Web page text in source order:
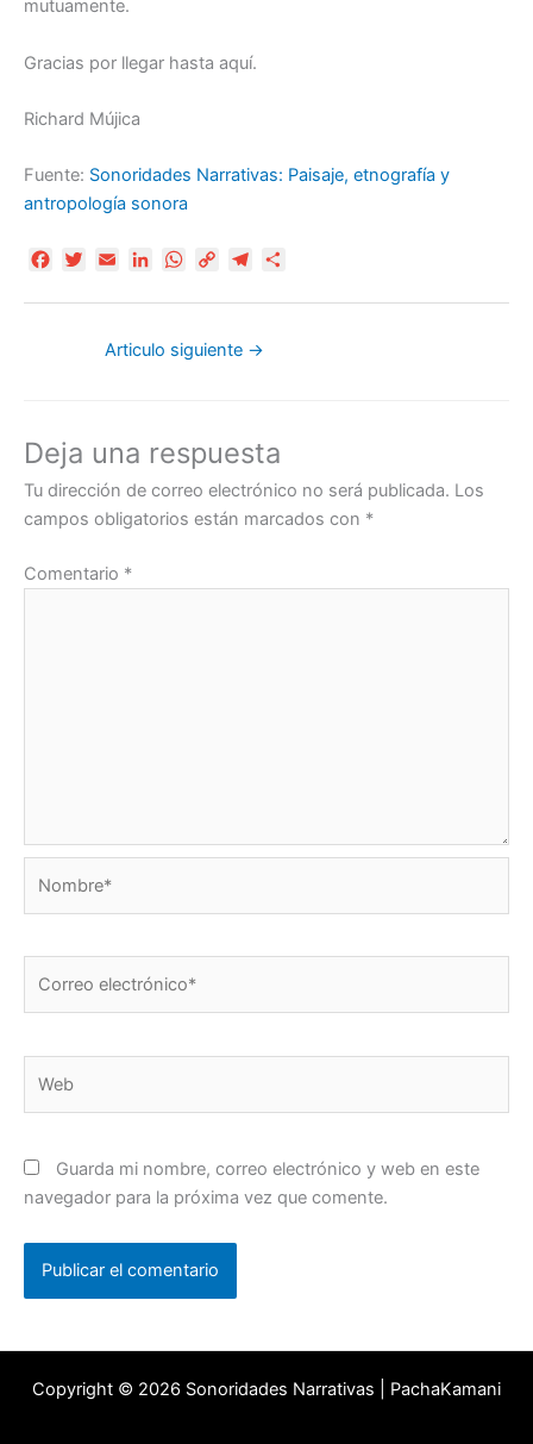
mutuamente.
Gracias por llegar hasta aquí.
Richard Mújica
Fuente: Sonoridades Narrativas: Paisaje, etnografía y
antropología sonora
c
i
a
l
n
e
W
a
s
C
p
L
l
g
m
Articulo siguiente →
Deja una respuesta
Tu dirección de correo electrónico no será publicada. Los
campos obligatorios están marcados con *
Comentario *
electrónico*
Guarda mi nombre, correo electrónico y web en este
navegador para la próxima vez que comente.
Copyright © 2026 Sonoridades Narrativas | PachaKamani